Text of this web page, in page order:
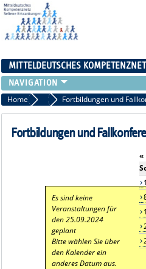
MITTELDEUTSCHES
ÜBERSICHT
A-ZENTRUM
FACHZENTREN
AKTUELLES
Home AktuellesFortbildungen und
Fortbildungen und
«
1
Es sind keine
Veranstaltungen für
den 25.09.2024
geplant
Bitte wählen Sie über
den Kalender ein
anderes Datum aus.